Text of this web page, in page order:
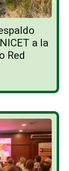
a la
Red